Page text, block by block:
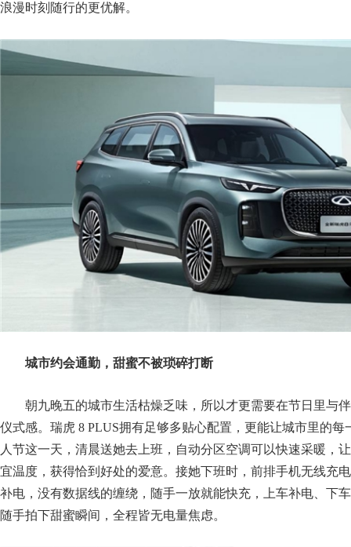
浪漫时刻随行的更优解。
城市约会通勤，甜蜜不被琐碎打断
朝九晚五的城市生活枯燥乏味，所以才更需要在节日里与
仪式感。瑞虎 8 PLUS拥有足够多贴心配置，更能让城市里的每
人节这一天，清晨送她去上班，自动分区空调可以快速采暖，
宜温度，获得恰到好处的爱意。接她下班时，前排手机无线充
补电，没有数据线的缠绕，随手一放就能快充，上车补电、下
随手拍下甜蜜瞬间，全程皆无电量焦虑。